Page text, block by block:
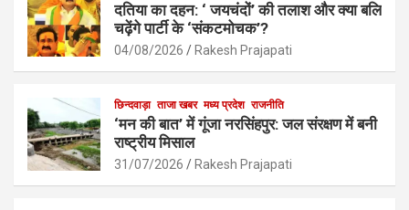
दतिया का दहन: ‘ जयचंदों’ की तलाश और क्या बलि
चढ़ेंगे पार्टी के ‘संकटमोचक’?
04/08/2026 Rakesh Prajapati
छिन्दवाड़ा ताजा खबर मध्य प्रदेश राजनीति
‘मन की बात’ में गूंजा नरसिंहपुर: जल संरक्षण में बनी
राष्ट्रीय मिसाल
31/07/2026 Rakesh Prajapati